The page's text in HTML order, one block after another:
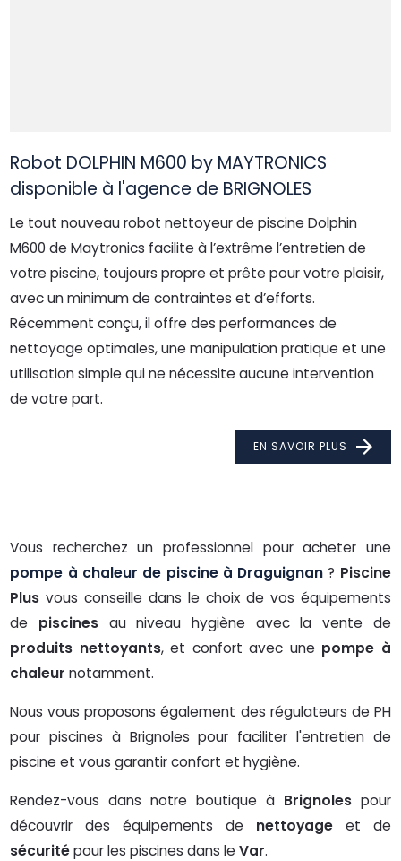
Robot DOLPHIN M600 by MAYTRONICS
disponible à l'agence de BRIGNOLES
Le tout nouveau robot nettoyeur de piscine Dolphin
M600 de Maytronics facilite à l’extrême l’entretien de
votre piscine, toujours propre et prête pour votre plaisir,
avec un minimum de contraintes et d’efforts.
Récemment conçu, il offre des performances de
nettoyage optimales, une manipulation pratique et une
utilisation simple qui ne nécessite aucune intervention
de votre part.
EN SAVOIR PLUS
Vous recherchez un professionnel pour acheter une
pompe à chaleur de piscine à Draguignan ? Piscine
Plus vous conseille dans le choix de vos équipements
de piscinesau niveau hygiène avec la vente de
produits nettoyants, et confort avec une pompe à
chaleur notamment.
Nous vous proposons également des régulateurs de PH
pour piscines à Brignoles pour faciliter l'entretien de
piscine et vous garantir confort et hygiène.
Rendez-vous dans notre boutique à Brignolespour
découvrir des équipements de nettoyageet de
sécuritépour les piscines dans leVar.